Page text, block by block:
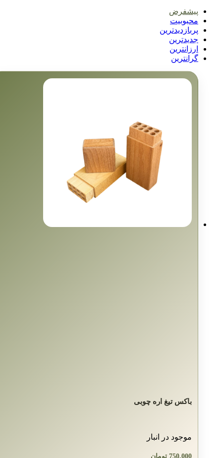
پیشفرض
محبوبیت
پربازدیدترین
جدیدترین
ارزانترین
گرانترین
باکس تیغ اره چوبی
موجود در انبار
750,000 تومان